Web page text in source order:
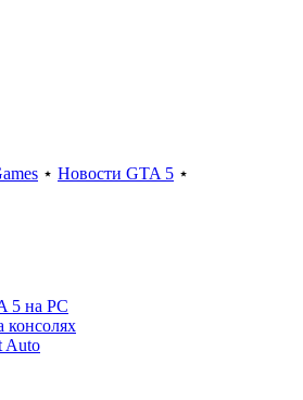
⋆ Новости GTA 5 ⋆
5 на PC
консолях
Auto